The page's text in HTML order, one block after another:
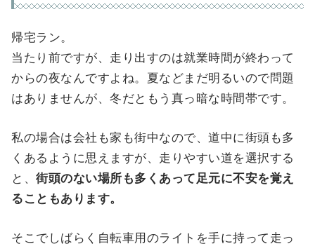
帰宅ラン。
当たり前ですが、走り出すのは就業時間が終わって
からの夜なんですよね。夏などまだ明るいので問題
はありませんが、冬だともう真っ暗な時間帯です。
私の場合は会社も家も街中なので、道中に街頭も多
くあるように思えますが、走りやすい道を選択する
と、街頭のない場所も多くあって足元に不安を覚え
ることもあります。
そこでしばらく自転車用のライトを手に持って走っ